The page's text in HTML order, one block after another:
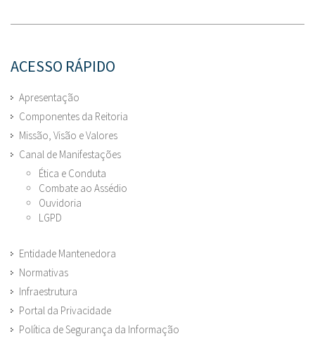
ACESSO RÁPIDO
Apresentação
Componentes da Reitoria
Missão, Visão e Valores
Canal de Manifestações
Ética e Conduta
Combate ao Assédio
Ouvidoria
LGPD
Entidade Mantenedora
Normativas
Infraestrutura
Portal da Privacidade
Política de Segurança da Informação